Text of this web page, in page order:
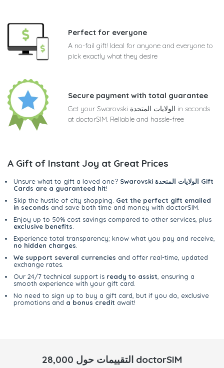
Perfect for everyone
A no-fail gift! Ideal for anyone and everyone to
pick exactly what they desire
Secure payment with total guarantee
Get your Swarovski الولايات المتحدة in seconds
at doctorSIM. Reliable and hassle-free
A Gift of Instant Joy at Great Prices
Unsure what to gift a loved one? Swarovski الولايات المتحدة Gift
Cards are a guaranteed hit!
Skip the hustle of city shopping. Get the perfect gift emailed
in seconds and save both time and money with doctorSIM.
Enjoy up to 50% cost savings compared to other services, plus
exclusive benefits
Experience total transparency; know what you pay and receive,
no hidden charges
We support several currencies and offer real-time, updated
exchange rates.
Our 24/7 technical support is ready to assist , ensuring a
smooth experience with your gift card.
No need to sign up to buy a gift card, but if you do, exclusive
promotions and a bonus credit await!
28,000 التقييمات حول doctorSIM